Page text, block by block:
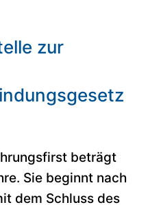
zur
beträgt
Sie beginnt nach
dem Schluss des